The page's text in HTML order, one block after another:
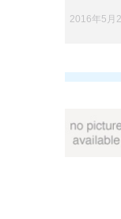
2016年5月